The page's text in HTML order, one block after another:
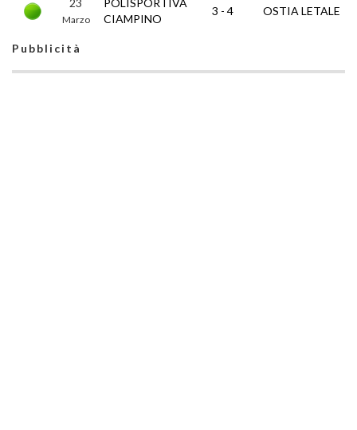
23
Marzo
POLISPORTIVA
CIAMPINO
3 - 4 OSTIA LETALE
Pubblicità